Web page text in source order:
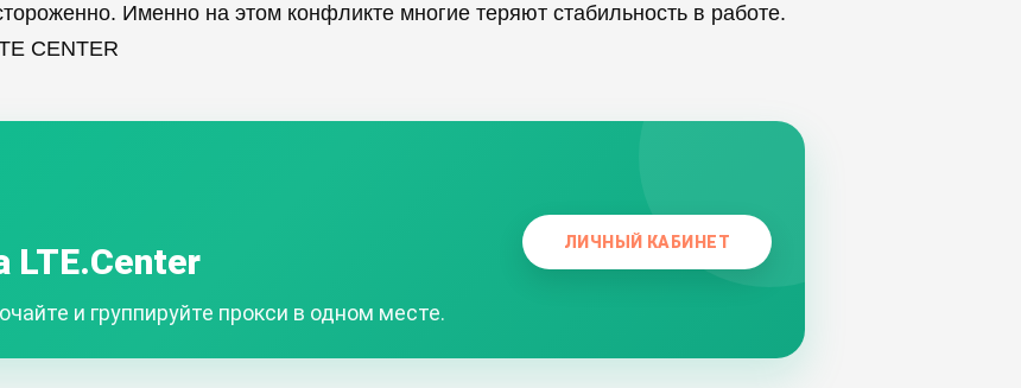
Именно на этом конфликте многие теряют стабильность в работе.
CENTER
LTE.Center
и группируйте прокси в одном месте.
ЛИЧНЫЙ КАБИНЕТ